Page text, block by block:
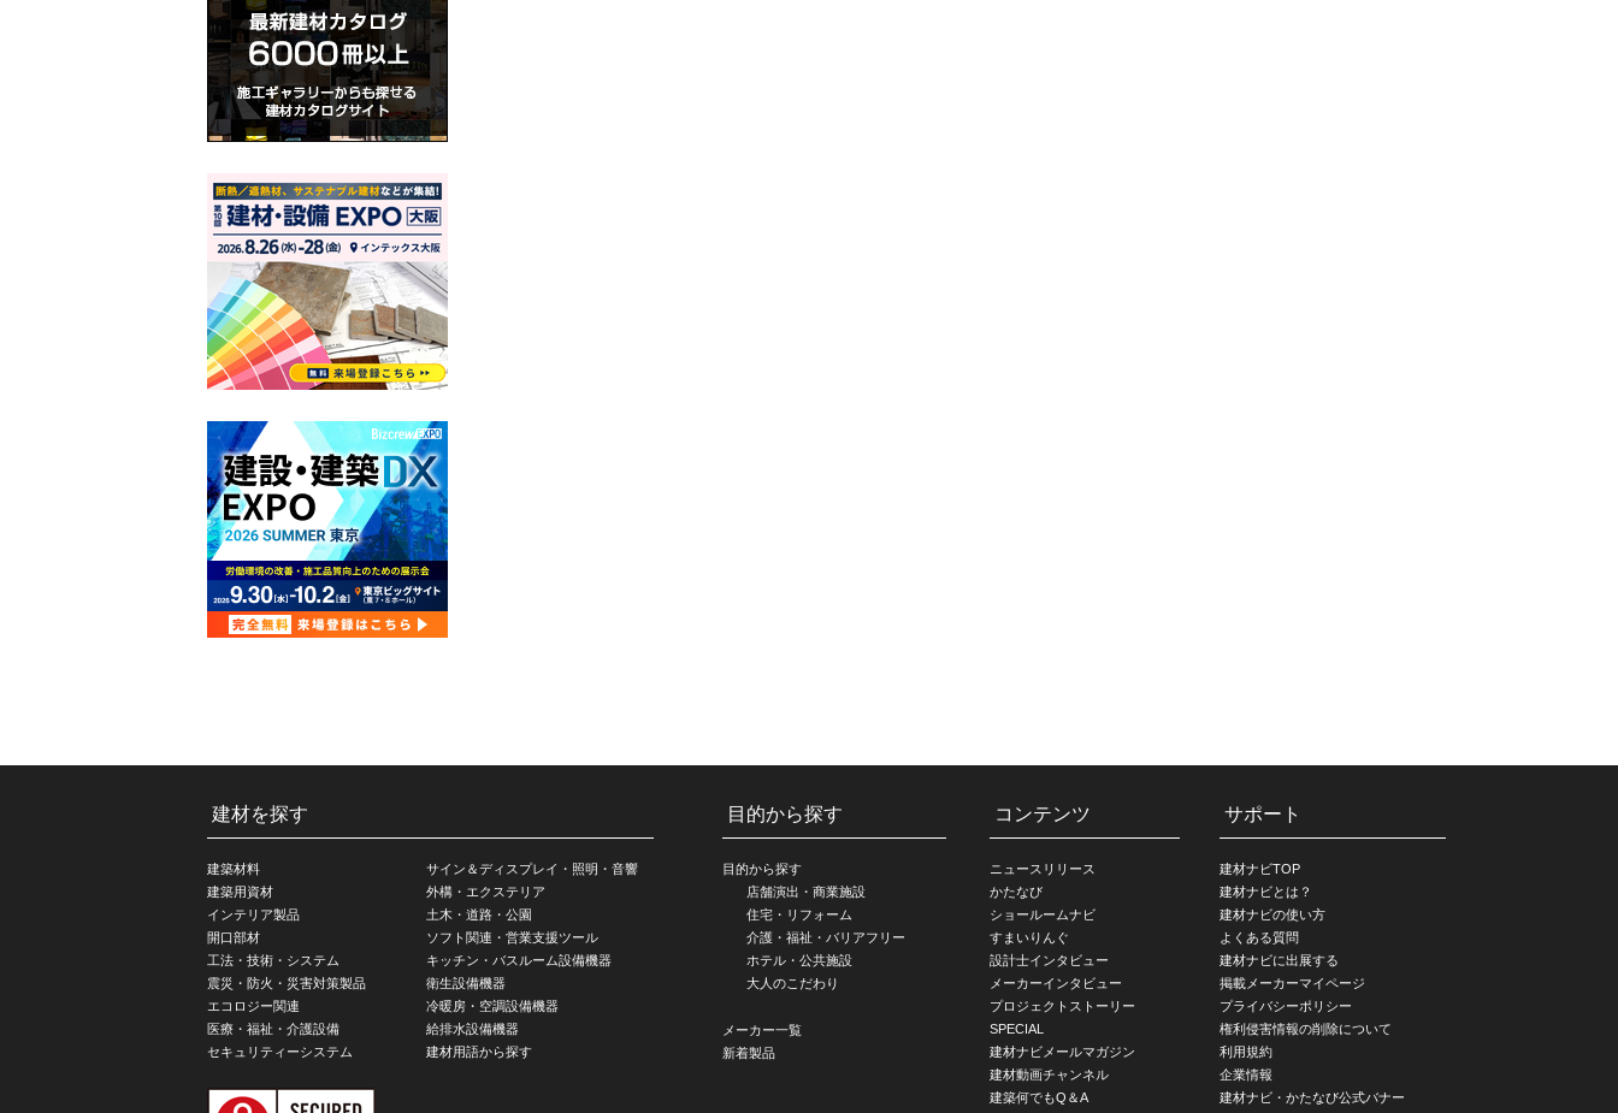
建材を探す
建築材料
建築用資材
インテリア製品
開口部材
工法・技術・システム
震災・防火・災害対策製品
エコロジー関連
医療・福祉・介護設備
セキュリティーシステム
サイン＆ディスプレイ・照明・音響
外構・エクステリア
土木・道路・公園
ソフト関連・営業支援ツール
キッチン・バスルーム設備機器
衛生設備機器
冷暖房・空調設備機器
給排水設備機器
建材用語から探す
目的から探す
目的から探す
店舗演出・商業施設
住宅・リフォーム
介護・福祉・バリアフリー
ホテル・公共施設
大人のこだわり
メーカー一覧
新着製品
コンテンツ
ニュースリリース
かたなび
ショールームナビ
すまいりんぐ
設計士インタビュー
メーカーインタビュー
プロジェクトストーリー
SPECIAL
建材ナビメールマガジン
建材動画チャンネル
建築何でもQ＆A
サポート
建材ナビTOP
建材ナビとは？
建材ナビの使い方
よくある質問
建材ナビに出展する
掲載メーカーマイページ
プライバシーポリシー
権利侵害情報の削除について
利用規約
企業情報
建材ナビ・かたなび公式バナー